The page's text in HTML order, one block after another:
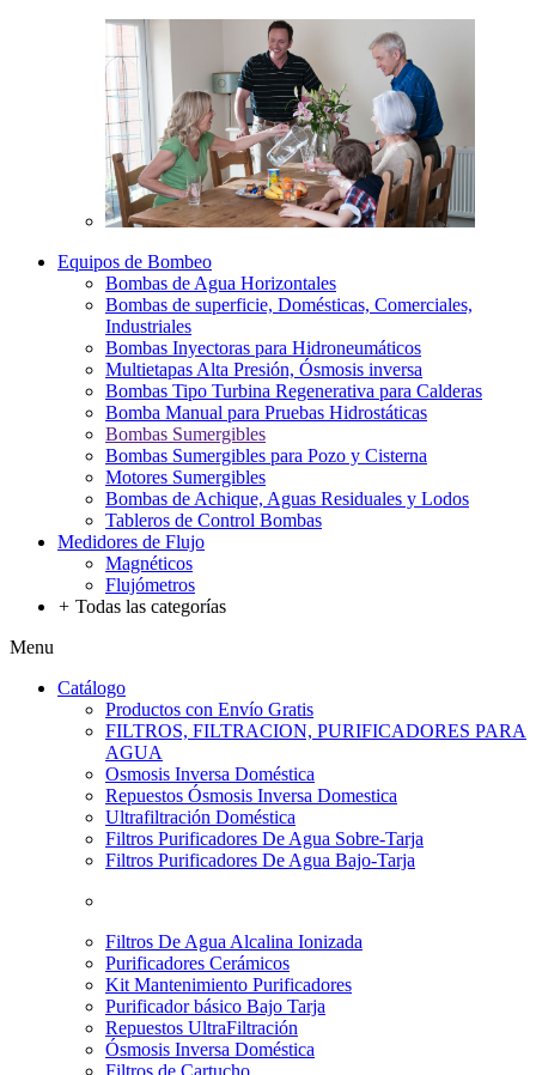
Equipos de Bombeo
Bombas de Agua Horizontales
Bombas de superficie, Domésticas, Comerciales,
Industriales
Bombas Inyectoras para Hidroneumáticos
Multietapas Alta Presión, Ósmosis inversa
Bombas Tipo Turbina Regenerativa para Calderas
Bomba Manual para Pruebas Hidrostáticas
Bombas Sumergibles
Bombas Sumergibles para Pozo y Cisterna
Motores Sumergibles
Bombas de Achique, Aguas Residuales y Lodos
Tableros de Control Bombas
Medidores de Flujo
Magnéticos
Flujómetros
+ Todas las categorías
Menu
Catálogo
Productos con Envío Gratis
FILTROS, FILTRACION, PURIFICADORES PARA
AGUA
Osmosis Inversa Doméstica
Repuestos Ósmosis Inversa Domestica
Ultrafiltración Doméstica
Filtros Purificadores De Agua Sobre-Tarja
Filtros Purificadores De Agua Bajo-Tarja
Filtros De Agua Alcalina Ionizada
Purificadores Cerámicos
Kit Mantenimiento Purificadores
Purificador básico Bajo Tarja
Repuestos UltraFiltración
Ósmosis Inversa Doméstica
Filtros de Cartucho